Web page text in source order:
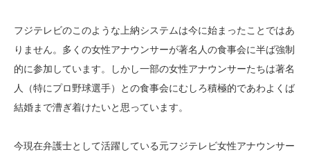
フジテレビのこのような上納システムは今に始まったことではあ
りません。多くの女性アナウンサーが著名人の食事会に半ば強制
的に参加しています。しかし一部の女性アナウンサーたちは著名
人（特にプロ野球選手）との食事会にむしろ積極的であわよくば
結婚まで漕ぎ着けたいと思っています。
今現在弁護士として活躍している元フジテレビ女性アナウンサー